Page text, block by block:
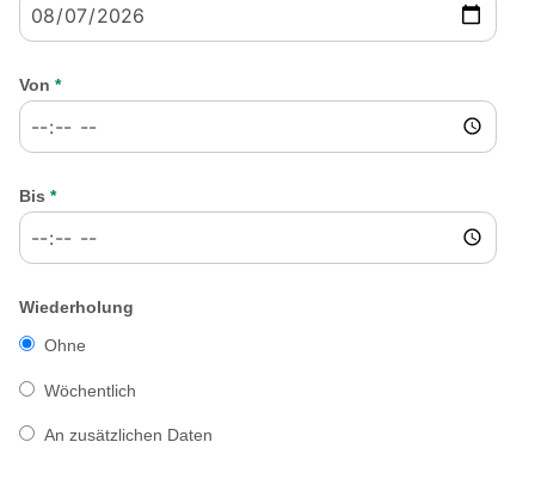
Von *
Bis *
Wiederholung
Ohne
Wöchentlich
An zusätzlichen Daten